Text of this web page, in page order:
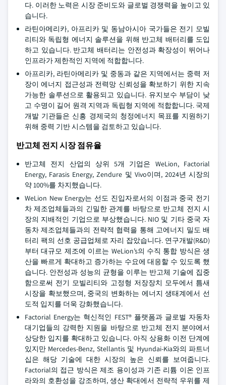
다. 이러한 노력은 시장 준비도와 글로벌 경쟁력을 높이고 있
습니다.
라틴아메리카, 아프리카 및 동남아시아 국가들은 전기 모빌
리티와 독립형 에너지 솔루션을 위해 반고체 배터리를 도입
하고 있습니다. 반고체 배터리는 안전성과 확장성이 뛰어나
인프라가 제한적인 지역에 적합합니다.
아프리카, 라틴아메리카 및 중동과 같은 지역에서는 중력 저
장이 에너지 접근성과 전력망 신뢰성을 확보하기 위한 지속
가능한 솔루션으로 활용되고 있습니다. 유지보수 부담이 낮
고 수명이 길어 원격 지역과 독립형 지역에 적합합니다. 국제
개발 기관들은 신흥 경제국의 청정에너지 목표를 지원하기
위해 중력 기반 시스템을 검토하고 있습니다.
반고체 전지 시장 점유율
반고체 전지 산업의 상위 5개 기업은 WeLion, Factorial
Energy, Farasis Energy, Zendure 및 Vivo이며, 2024년 시장의
약 100%를 차지했습니다.
WeLion New Energy는 선도 진입자로서의 이점과 중국 전기
차 제조업체들과의 긴밀한 관계를 바탕으로 반고체 전지 시
장의 지배적인 기업으로 부상했습니다. NIO 및 기타 중국 자
동차 제조업체들과의 전략적 협력을 통해 고에너지 밀도 배
터리 팩의 선호 공급업체로 자리 잡았습니다. 연구개발(R&D)
부터 대규모 제조에 이르는 WeLion’s의 수직 통합 방식은 생
산을 빠르게 확대하고 증가하는 수요에 대응할 수 있도록 했
습니다. 안전성과 성능의 균형을 이루는 반고체 기술에 집중
함으로써 전기 모빌리티와 고정형 저장장치 모두에서 틈새
시장을 확보했으며, 중국의 변화하는 에너지 생태계에서 선
도적 입지를 더욱 강화했습니다.
Factorial Energy는 혁신적인 FEST® 플랫폼과 글로벌 자동차
대기업들의 강력한 지원을 바탕으로 반고체 전지 분야에서
상당한 입지를 확대하고 있습니다. 아직 상용화 이전 단계에
있지만 Mercedes-Benz, Stellantis 및 Hyundai-Kia와의 파트너
십은 해당 기술에 대한 시장의 높은 신뢰를 보여줍니다.
Factorial의 접근 방식은 제조 용이성과 기존 리튬 이온 인프
라와의 호환성을 강조하며, 생산 확대에서 전략적 우위를 제